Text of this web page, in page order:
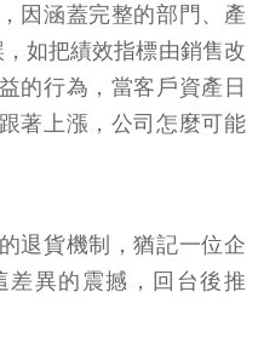
因涵蓋完整的部門、產
如把績效指標由銷售改
的行為，當客戶資產日
著上漲，公司怎麼可能
退貨機制，猶記一位企
差異的震撼，回台後推